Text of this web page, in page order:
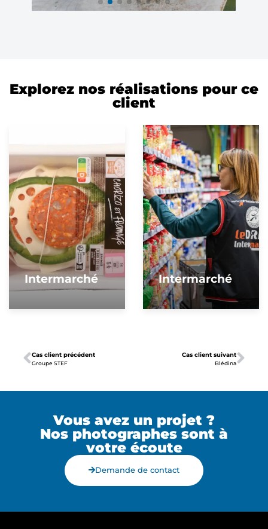
Explorez nos réalisations pour ce
client
Intermarché Intermarché
Cas client précédent
Groupe STEF
Cas client suivant
Blédina
Vous avez un projet ?
Nos photographes sont à
votre écoute
Demande de contact